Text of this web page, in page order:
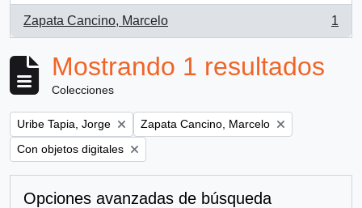
Zapata Cancino, Marcelo
, 1 resultados
1
Mostrando 1 resultados
Colecciones
Remove filter:
Uribe Tapia, Jorge Remove filter:
Zapata Cancino, Marcelo
Remove filter:
Con objetos digitales
Opciones avanzadas de búsqueda